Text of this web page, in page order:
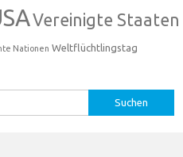
Vereinigte Staaten
Nationen Weltflüchtlingstag